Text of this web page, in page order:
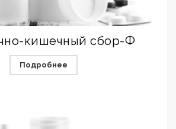
кишечный сбор-Ф
Подробнее